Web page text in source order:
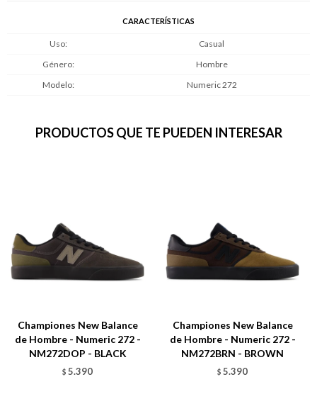
CARACTERÍSTICAS
Uso
Casual
Género
Hombre
Modelo
Numeric 272
PRODUCTOS QUE TE PUEDEN INTERESAR
Championes New Balance
de Hombre - Numeric 272 -
NM272DOP - BLACK
$ 5.390
Championes New Balance
de Hombre - Numeric 272 -
NM272BRN - BROWN
$ 5.390